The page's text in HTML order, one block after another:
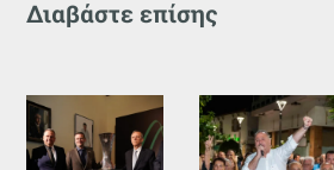
Διαβάστε επίσης